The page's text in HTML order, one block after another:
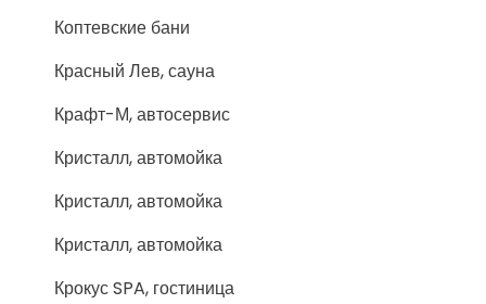
Коптевские бани
Красный Лев, сауна
Крафт-М, автосервис
Кристалл, автомойка
Кристалл, автомойка
Кристалл, автомойка
Крокус SPA, гостиница